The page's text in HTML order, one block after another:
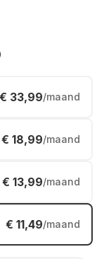
€ 33,99/maand
€ 18,99/maand
€ 13,99/maand
€ 11,49/maand